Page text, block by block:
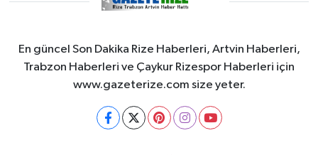
En güncel Son Dakika Rize Haberleri, Artvin Haberleri,
Trabzon Haberleri ve Çaykur Rizespor Haberleri için
www.gazeterize.com size yeter.